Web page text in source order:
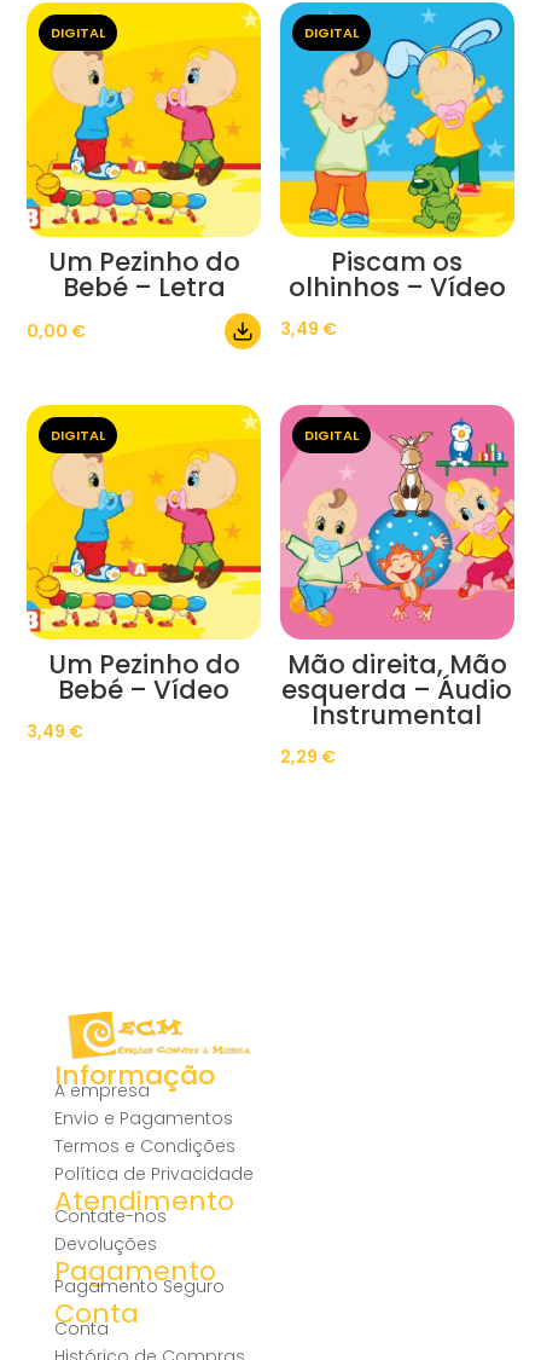
DIGITAL
Um Pezinho do
Bebé – Letra
0,00 €
DIGITAL
Piscam os
olhinhos – Vídeo
3,49 €
DIGITAL
Um Pezinho do
Bebé – Vídeo
3,49 €
DIGITAL
Mão direita, Mão
esquerda – Áudio
Instrumental
2,29 €
Informação
A empresa
Envio e Pagamentos
Termos e Condições
Política de Privacidade
Atendimento
Contate-nos
Devoluções
Pagamento
Pagamento Seguro
Conta
Conta